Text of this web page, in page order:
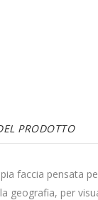
PRODOTTO
faccia pensata
geografia, per